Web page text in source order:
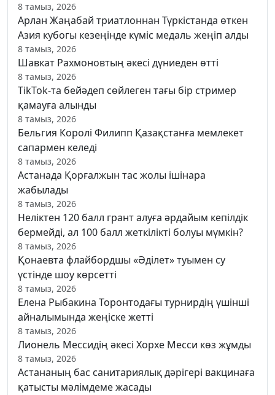
8 тамыз, 2026
Арлан Жаңабай триатлоннан Түркістанда өткен
Азия кубогы кезеңінде күміс медаль жеңіп алды
8 тамыз, 2026
Шавкат Рахмоновтың әкесі дүниеден өтті
8 тамыз, 2026
TikTok-та бейәдеп сөйлеген тағы бір стример
қамауға алынды
8 тамыз, 2026
Бельгия Королі Филипп Қазақстанға мемлекет
сапармен келеді
8 тамыз, 2026
Астанада Қорғалжын тас жолы ішінара
жабылады
8 тамыз, 2026
Неліктен 120 балл грант алуға әрдайым кепілдік
бермейді, ал 100 балл жеткілікті болуы мүмкін?
8 тамыз, 2026
Қонаевта флайбордшы «Әділет» туымен су
үстінде шоу көрсетті
8 тамыз, 2026
Елена Рыбакина Торонтодағы турнирдің үшінші
айналымында жеңіске жетті
8 тамыз, 2026
Лионель Мессидің әкесі Хорхе Месси көз жұмды
8 тамыз, 2026
Астананың бас санитариялық дәрігері вакцинаға
қатысты мәлімдеме жасады